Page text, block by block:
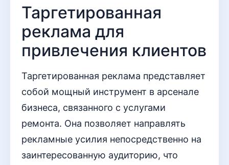
Таргетированная
реклама для
привлечения клиентов
Таргетированная реклама представляет
собой мощный инструмент в арсенале
бизнеса, связанного с услугами
ремонта. Она позволяет направлять
рекламные усилия непосредственно на
заинтересованную аудиторию, что